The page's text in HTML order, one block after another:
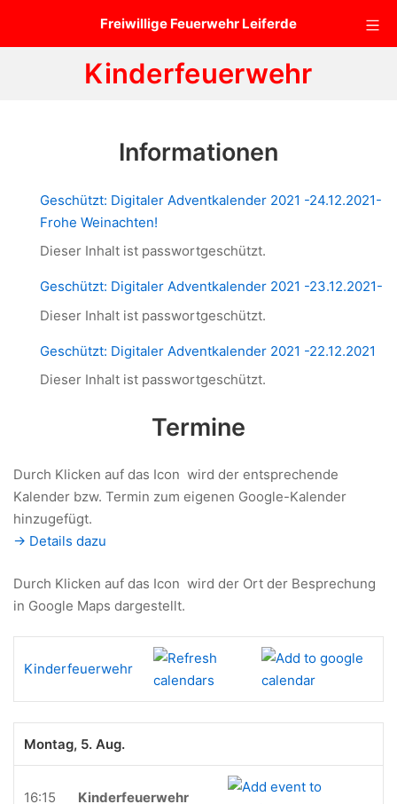
Freiwillige Feuerwehr Leiferde
Kinderfeuerwehr
Informationen
Geschützt: Digitaler Adventkalender 2021 -24.12.2021-
Frohe Weinachten!
Dieser Inhalt ist passwortgeschützt.
Geschützt: Digitaler Adventkalender 2021 -23.12.2021-
Dieser Inhalt ist passwortgeschützt.
Geschützt: Digitaler Adventkalender 2021 -22.12.2021
Dieser Inhalt ist passwortgeschützt.
Termine
Durch Klicken auf das Icon wird der entsprechende
Kalender bzw. Termin zum eigenen Google-Kalender
hinzugefügt.
-> Details dazu
Durch Klicken auf das Icon wird der Ort der Besprechung
in Google Maps dargestellt.
Kinderfeuerwehr
Montag, 5. Aug.
16:15
Kinderfeuerwehr